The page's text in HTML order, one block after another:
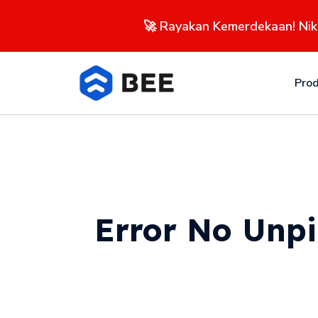
🚀 Rayakan Kemerdekaan!
Error No